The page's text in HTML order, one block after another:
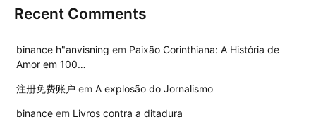
Recent Comments
binance h"anvisning em Paixão Corinthiana: A História de
Amor em 100…
注册免费账户 em A explosão do Jornalismo
binance em Livros contra a ditadura